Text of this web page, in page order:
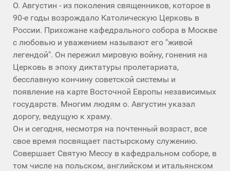
О. Августин - из поколения священников, которое в
90-е годы возрождало Католическую Церковь в
России. Прихожане кафедрального собора в Москве
с любовью и уважением называют его "живой
легендой". Он пережил мировую войну, гонения на
Церковь в эпоху диктатуры пролетариата,
бесславную кончину советской системы и
появление на карте Восточной Европы независимых
государств. Многим людям о. Августин указал
дорогу, ведущую к храму.
Он и сегодня, несмотря на почтенный возраст, все
свое время посвящает пастырскому служению.
Совершает Святую Мессу в кафедральном соборе, в
том числе на польском, английском и итальянском